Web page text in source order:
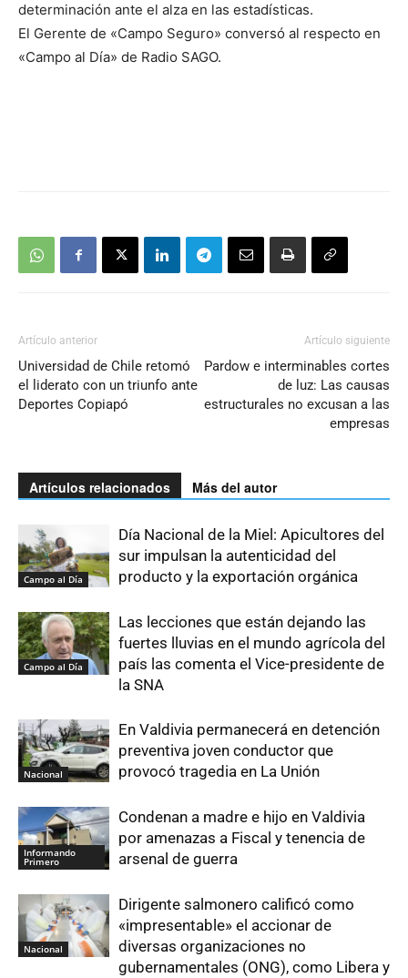
determinación ante el alza en las estadísticas.
El Gerente de «Campo Seguro» conversó al respecto en
«Campo al Día» de Radio SAGO.
Artículo anterior
Universidad de Chile retomó
el liderato con un triunfo ante
Deportes Copiapó
Artículo siguiente
Pardow e interminables cortes
de luz: Las causas
estructurales no excusan a las
empresas
Artículos relacionados Más del autor
Campo al Día
Día Nacional de la Miel: Apicultores del
sur impulsan la autenticidad del
producto y la exportación orgánica
Campo al Día
Las lecciones que están dejando las
fuertes lluvias en el mundo agrícola del
país las comenta el Vice-presidente de
la SNA
Nacional
En Valdivia permanecerá en detención
preventiva joven conductor que
provocó tragedia en La Unión
Informando
Primero
Condenan a madre e hijo en Valdivia
por amenazas a Fiscal y tenencia de
arsenal de guerra
Nacional
Dirigente salmonero calificó como
«impresentable» el accionar de
diversas organizaciones no
gubernamentales (ONG), como Libera y